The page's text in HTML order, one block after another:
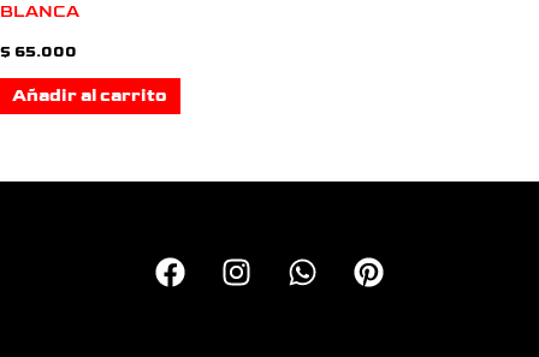
BLANCA
$ 65.000
Añadir al carrito